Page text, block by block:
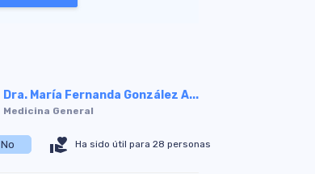
Dra. María Fernanda González A...
Medicina General
No volunteer_activism Ha sido útil para 28 personas